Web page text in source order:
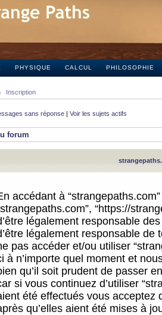
PHYSIQUE CALCUL PHILOSOPHIE
Inscription
sans réponse | Voir les sujets actifs
forum
accédant à
“https://
légalement responsable
légalement responsable
pas accéder et/ou utiliser
à n’importe quel moment et
qu’il soit prudent de passer
si vous continuez d’utiliser
été effectués vous acceptez
qu’elles aient été mises à